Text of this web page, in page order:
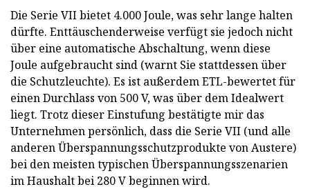
Die Serie VII bietet 4.000 Joule, was sehr lange halten
dürfte. Enttäuschenderweise verfügt sie jedoch nicht
über eine automatische Abschaltung, wenn diese
Joule aufgebraucht sind (warnt Sie stattdessen über
die Schutzleuchte). Es ist außerdem ETL-bewertet für
einen Durchlass von 500 V, was über dem Idealwert
liegt. Trotz dieser Einstufung bestätigte mir das
Unternehmen persönlich, dass die Serie VII (und alle
anderen Überspannungsschutzprodukte von Austere)
bei den meisten typischen Überspannungsszenarien
im Haushalt bei 280 V beginnen wird.